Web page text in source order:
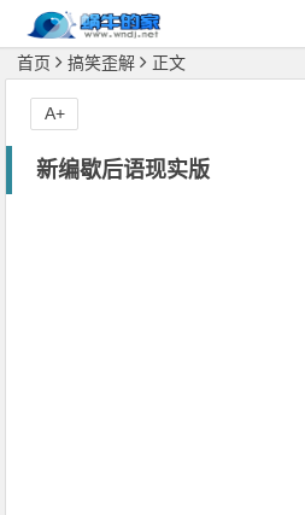
首页 搞笑歪解 正文
新编歇后语现实版
A+